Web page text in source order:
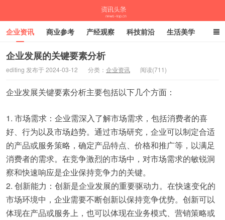
企业资讯 商业参考 产经观察 科技前沿 生活美学
时尚潮流 母婴亲子 专栏
企业发展的关键要素分析
editing 发布于 2024-03-12 分类： 企业资讯 阅读(711)
企业发展关键要素分析主要包括以下几个方面：
1. 市场需求：企业需深入了解市场需求，包括消费者的喜
好、行为以及市场趋势。通过市场研究，企业可以制定合适
的产品或服务策略，确定产品特点、价格和推广等，以满足
消费者的需求。在竞争激烈的市场中，对市场需求的敏锐洞
察和快速响应是企业保持竞争力的关键。
2. 创新能力：创新是企业发展的重要驱动力。在快速变化的
市场环境中，企业需要不断创新以保持竞争优势。创新可以
体现在产品或服务上，也可以体现在业务模式、营销策略或